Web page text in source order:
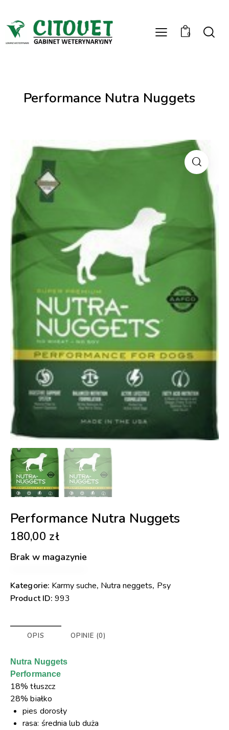
0
Performance Nutra Nuggets
Performance Nutra Nuggets
180,00 zł
Brak w magazynie
Kategorie: Karmy suche, Nutra neggets, Psy
Product ID:993
OPIS OPINIE (0)
Nutra Nuggets
Performance
18% tłuszcz
28% białko
pies dorosły
rasa: średnia lub duża